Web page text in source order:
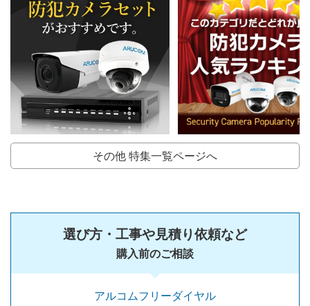
その他 特集一覧ページへ
選び方・工事や見積り依頼など
購入前のご相談
アルコムフリーダイヤル